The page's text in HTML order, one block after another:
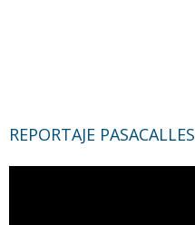
REPORTAJE PASACALLES